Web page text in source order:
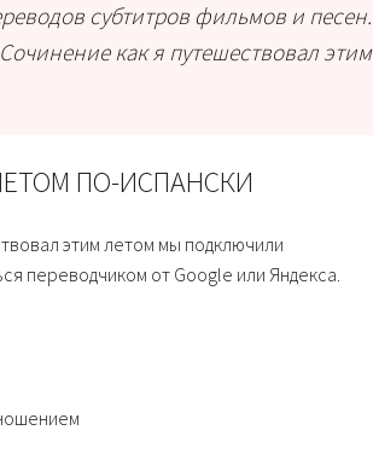
субтитров фильмов и песен.
как я путешествовал этим
ПО-ИСПАНСКИ
этим летом мы подключили
переводчиком от Google или Яндекса.